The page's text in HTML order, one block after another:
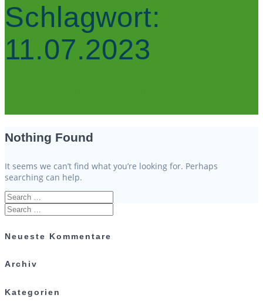
Schlagwort:
11.07.2023
Nothing Found
It seems we can’t find what you’re looking for. Perhaps
searching can help.
Search
for:
Search
for:
Neueste Kommentare
Archiv
Kategorien